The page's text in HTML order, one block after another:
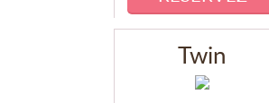
Twin